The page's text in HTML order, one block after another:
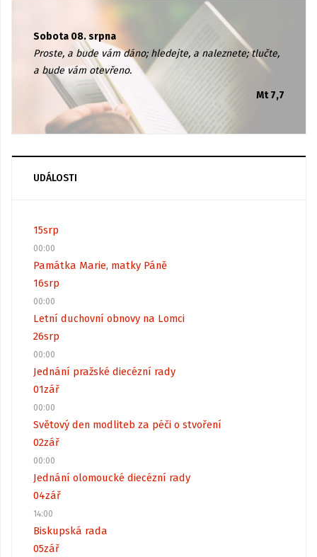
Sobota 08. srpna
Proste, a bude vám dáno; hledejte, a naleznete; tlučte,
a bude vám otevřeno.
Mt 7,7
UDÁLOSTI
15srp
00:00
Památka Marie, matky Páně
16srp
00:00
Letní duchovní obnovy na Lomci
26srp
00:00
Jednání pražské diecézní rady
01zář
00:00
Světový den modliteb za péči o stvoření
02zář
00:00
Jednání olomoucké diecézní rady
04zář
14:00
Biskupská rada
05zář